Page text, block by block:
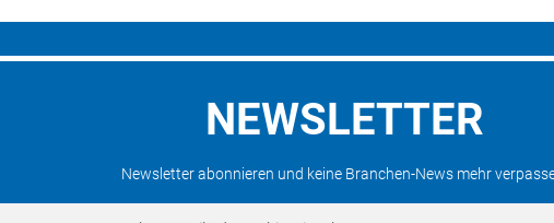
NEWSLETTER
Newsletter abonnieren und keine Branchen-News mehr